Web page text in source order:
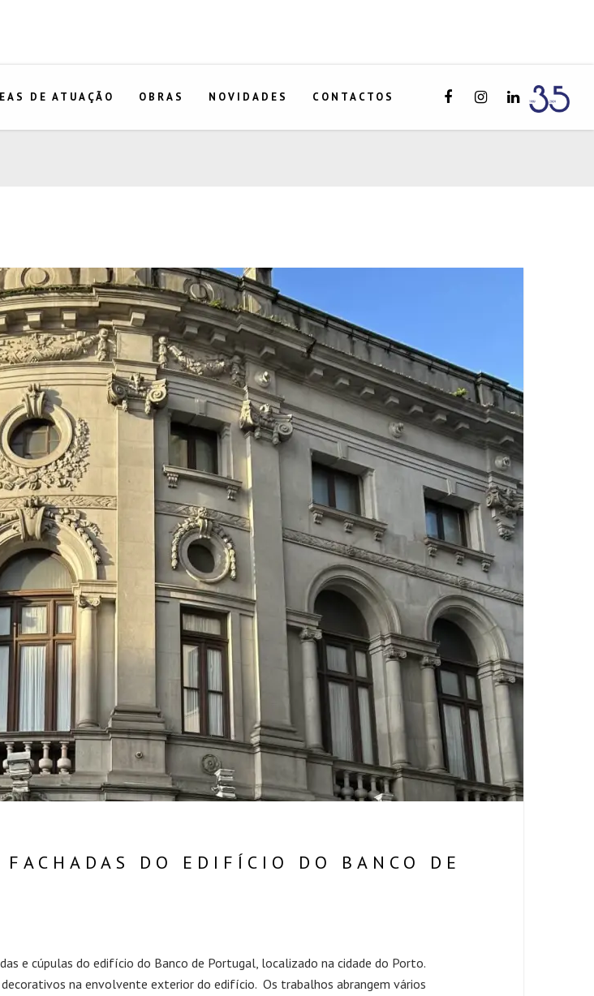
DE ATUAÇÃO OBRAS NOVIDADES CONTACTOS
FACHADAS DO EDIFÍCIO DO BANCO DE
e cúpulas do edifício do Banco de Portugal, localizado na cidade do Porto.
na envolvente exterior do edifício. Os trabalhos abrangem vários